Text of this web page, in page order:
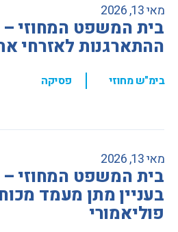
מאי 13, 2026
בית המשפט המחוזי
ההתארגנות לאזרחי
בימ"ש מחוזי , פסיקה
מאי 13, 2026
בית המשפט המחוזי –
בעניין מתן מעמד
פוליאמורי